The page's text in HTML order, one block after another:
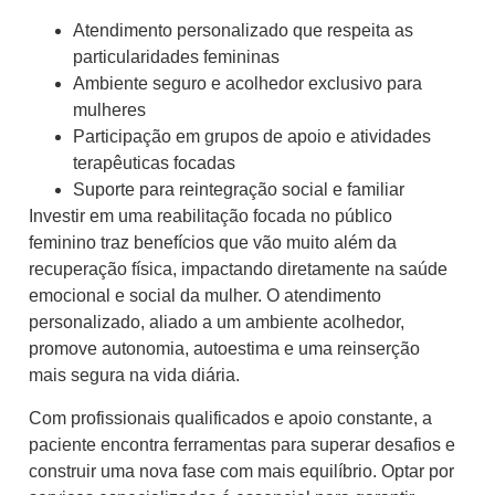
Atendimento personalizado que respeita as
particularidades femininas
Ambiente seguro e acolhedor exclusivo para
mulheres
Participação em grupos de apoio e atividades
terapêuticas focadas
Suporte para reintegração social e familiar
Investir em uma reabilitação focada no público
feminino traz benefícios que vão muito além da
recuperação física, impactando diretamente na saúde
emocional e social da mulher. O atendimento
personalizado, aliado a um ambiente acolhedor,
promove autonomia, autoestima e uma reinserção
mais segura na vida diária.
Com profissionais qualificados e apoio constante, a
paciente encontra ferramentas para superar desafios e
construir uma nova fase com mais equilíbrio. Optar por